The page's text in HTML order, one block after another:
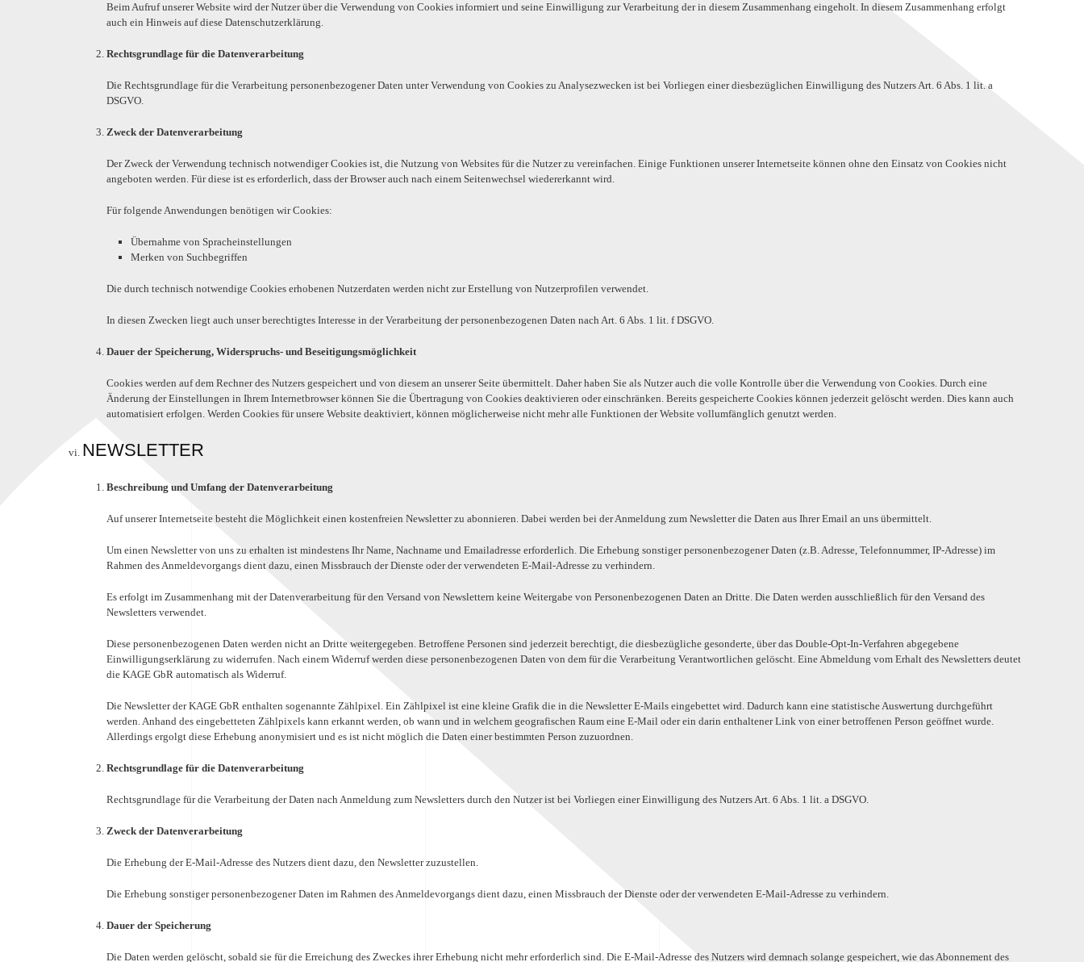
Beim Aufruf unserer Website wird der Nutzer über die Verwendung von Cookies informiert und seine Einwilligung zur Verarbeitung der in diesem Zusammenhang eingeholt. In diesem Zusammenhang erfolgt
auch ein Hinweis auf diese Datenschutzerklärung.
Rechtsgrundlage für die Datenverarbeitung
Die Rechtsgrundlage für die Verarbeitung personenbezogener Daten unter Verwendung von Cookies zu Analysezwecken ist bei Vorliegen einer diesbezüglichen Einwilligung des Nutzers Art. 6 Abs. 1 lit. a
DSGVO.
Zweck der Datenverarbeitung
Der Zweck der Verwendung technisch notwendiger Cookies ist, die Nutzung von Websites für die Nutzer zu vereinfachen. Einige Funktionen unserer Internetseite können ohne den Einsatz von Cookies nicht
angeboten werden. Für diese ist es erforderlich, dass der Browser auch nach einem Seitenwechsel wiedererkannt wird.
Für folgende Anwendungen benötigen wir Cookies:
Übernahme von Spracheinstellungen
Merken von Suchbegriffen
Die durch technisch notwendige Cookies erhobenen Nutzerdaten werden nicht zur Erstellung von Nutzerprofilen verwendet.
In diesen Zwecken liegt auch unser berechtigtes Interesse in der Verarbeitung der personenbezogenen Daten nach Art. 6 Abs. 1 lit. f DSGVO.
Dauer der Speicherung, Widerspruchs- und Beseitigungsmöglichkeit
Cookies werden auf dem Rechner des Nutzers gespeichert und von diesem an unserer Seite übermittelt. Daher haben Sie als Nutzer auch die volle Kontrolle über die Verwendung von Cookies. Durch eine
Änderung der Einstellungen in Ihrem Internetbrowser können Sie die Übertragung von Cookies deaktivieren oder einschränken. Bereits gespeicherte Cookies können jederzeit gelöscht werden. Dies kann auch
automatisiert erfolgen. Werden Cookies für unsere Website deaktiviert, können möglicherweise nicht mehr alle Funktionen der Website vollumfänglich genutzt werden.
NEWSLETTER
Beschreibung und Umfang der Datenverarbeitung
Auf unserer Internetseite besteht die Möglichkeit einen kostenfreien Newsletter zu abonnieren. Dabei werden bei der Anmeldung zum Newsletter die Daten aus Ihrer Email an uns übermittelt.
Um einen Newsletter von uns zu erhalten ist mindestens Ihr Name, Nachname und Emailadresse erforderlich. Die Erhebung sonstiger personenbezogener Daten (z.B. Adresse, Telefonnummer, IP-Adresse) im
Rahmen des Anmeldevorgangs dient dazu, einen Missbrauch der Dienste oder der verwendeten E-Mail-Adresse zu verhindern.
Es erfolgt im Zusammenhang mit der Datenverarbeitung für den Versand von Newslettern keine Weitergabe von Personenbezogenen Daten an Dritte. Die Daten werden ausschließlich für den Versand des
Newsletters verwendet.
Diese personenbezogenen Daten werden nicht an Dritte weitergegeben. Betroffene Personen sind jederzeit berechtigt, die diesbezügliche gesonderte, über das Double-Opt-In-Verfahren abgegebene
Einwilligungserklärung zu widerrufen. Nach einem Widerruf werden diese personenbezogenen Daten von dem für die Verarbeitung Verantwortlichen gelöscht. Eine Abmeldung vom Erhalt des Newsletters deutet
die KAGE GbR automatisch als Widerruf.
Die Newsletter der KAGE GbR enthalten sogenannte Zählpixel. Ein Zählpixel ist eine kleine Grafik die in die Newsletter E-Mails eingebettet wird. Dadurch kann eine statistische Auswertung durchgeführt
werden. Anhand des eingebetteten Zählpixels kann erkannt werden, ob wann und in welchem geografischen Raum eine E-Mail oder ein darin enthaltener Link von einer betroffenen Person geöffnet wurde.
Allerdings ergolgt diese Erhebung anonymisiert und es ist nicht möglich die Daten einer bestimmten Person zuzuordnen.
Rechtsgrundlage für die Datenverarbeitung
Rechtsgrundlage für die Verarbeitung der Daten nach Anmeldung zum Newsletters durch den Nutzer ist bei Vorliegen einer Einwilligung des Nutzers Art. 6 Abs. 1 lit. a DSGVO.
Zweck der Datenverarbeitung
Die Erhebung der E-Mail-Adresse des Nutzers dient dazu, den Newsletter zuzustellen.
Die Erhebung sonstiger personenbezogener Daten im Rahmen des Anmeldevorgangs dient dazu, einen Missbrauch der Dienste oder der verwendeten E-Mail-Adresse zu verhindern.
Dauer der Speicherung
Die Daten werden gelöscht, sobald sie für die Erreichung des Zweckes ihrer Erhebung nicht mehr erforderlich sind. Die E-Mail-Adresse des Nutzers wird demnach solange gespeichert, wie das Abonnement des